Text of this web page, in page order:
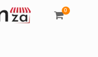
0